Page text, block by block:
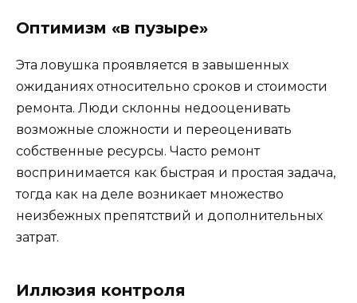
Оптимизм «в пузыре»
Эта ловушка проявляется в завышенных
ожиданиях относительно сроков и стоимости
ремонта. Люди склонны недооценивать
возможные сложности и переоценивать
собственные ресурсы. Часто ремонт
воспринимается как быстрая и простая задача,
тогда как на деле возникает множество
неизбежных препятствий и дополнительных
затрат.
Иллюзия контроля